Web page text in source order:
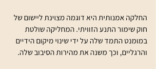
החלקה אמנותית היא דוגמה מצוינת ליישום של
חוק שימור התנע הזוויתי. המחליקה שולטת
במומנט התמד שלה על ידי שינוי מיקום הידיים
והרגליים, וכך משנה את מהירות הסיבוב שלה.